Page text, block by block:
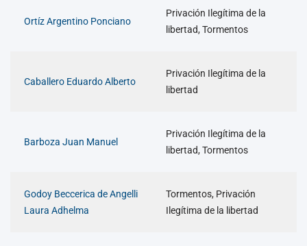
Ortíz Argentino Ponciano
Privación Ilegítima de la
libertad, Tormentos
Caballero Eduardo Alberto
Privación Ilegítima de la
libertad
Barboza Juan Manuel
Privación Ilegítima de la
libertad, Tormentos
Godoy Beccerica de Angelli
Laura Adhelma
Tormentos, Privación
Ilegítima de la libertad